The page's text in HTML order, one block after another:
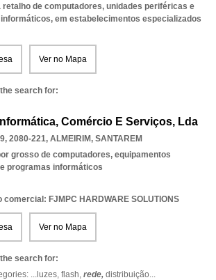
retalho de computadores, unidades periféricas e
em estabelecimentos especializados
Ver no Mapa
search for:
Comércio E Serviços, Lda
2080-221, ALMEIRIM, SANTAREM
grosso de computadores, equipamentos
programas informáticos
comercial: FJMPC HARDWARE SOLUTIONS
Ver no Mapa
search for:
... luzes, flash, rede, distribuição...